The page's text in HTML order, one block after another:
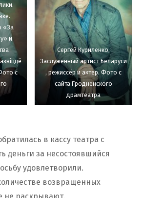
«За
и
с
Сергей Куриленко,
Заслуженный артист Беларуси
, режиссёр и актер. Фото с
сайта Гродненского
драмтеатра
в кассу театра с
деньги за несостоявшийся
удовлетворили.
возвращенных